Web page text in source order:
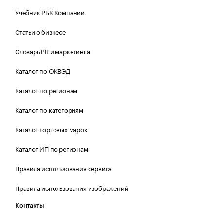
Учебник РБК Компании
Статьи о бизнесе
Словарь PR и маркетинга
Каталог по ОКВЭД
Каталог по регионам
Каталог по категориям
Каталог торговых марок
Каталог ИП по регионам
Правила использования сервиса
Правила использования изображений
Контакты